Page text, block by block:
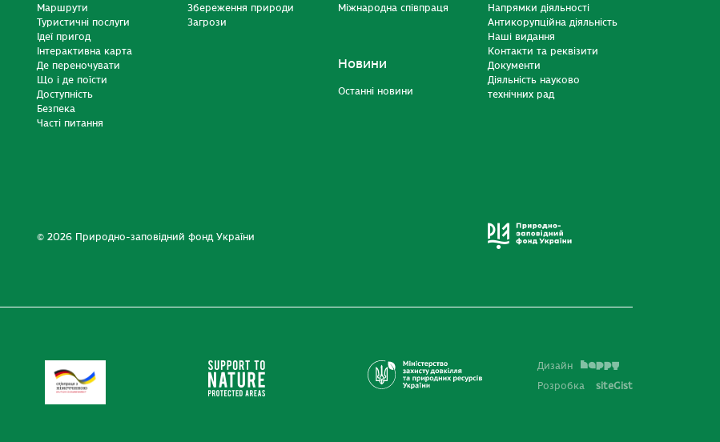
Маршрути
Туристичні послуги
Ідеї пригод
Інтерактивна карта
Де переночувати
Що і де поїсти
Доступність
Безпека
Часті питання
Збереження природи
Загрози
Міжнародна співпраця
Новини
Останні новини
Напрямки діяльності
Антикорупційна діяльність
Наші видання
Контакти та реквізити
Документи
Діяльність науково
технічних рад
© 2026 Природно-заповідний фонд України
Дизайн
Розробка
siteGist